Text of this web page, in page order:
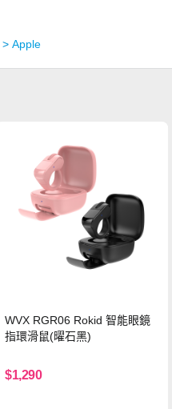
> Apple
WVX RGR06 Rokid 智能眼鏡
指環滑鼠(曜石黑)
$1,290